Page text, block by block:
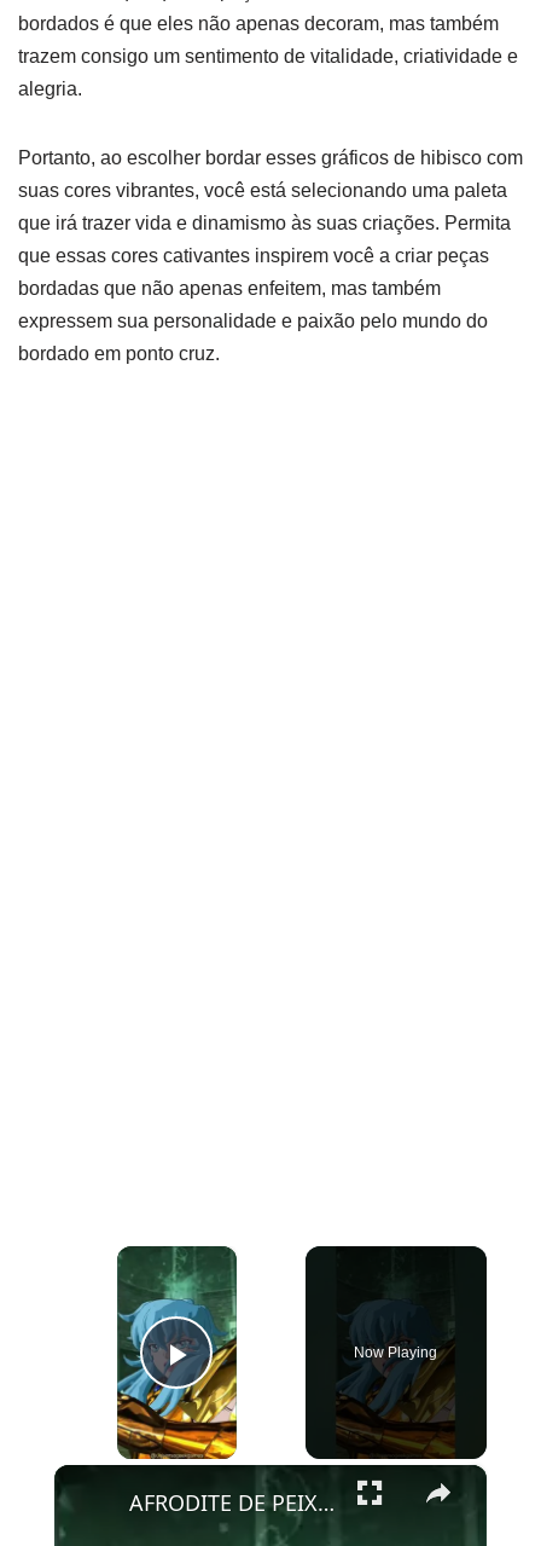
bordados é que eles não apenas decoram, mas também
trazem consigo um sentimento de vitalidade, criatividade e
alegria.
Portanto, ao escolher bordar esses gráficos de hibisco com
suas cores vibrantes, você está selecionando uma paleta
que irá trazer vida e dinamismo às suas criações. Permita
que essas cores cativantes inspirem você a criar peças
bordadas que não apenas enfeitem, mas também
expressem sua personalidade e paixão pelo mundo do
bordado em ponto cruz.
×
Play Video
Now Playing
×
AFRODITE DE PEIXES - O MAIS BELO - CDZ-Soldiers' Soul #saintseiya #gaming #games #cdz #anime